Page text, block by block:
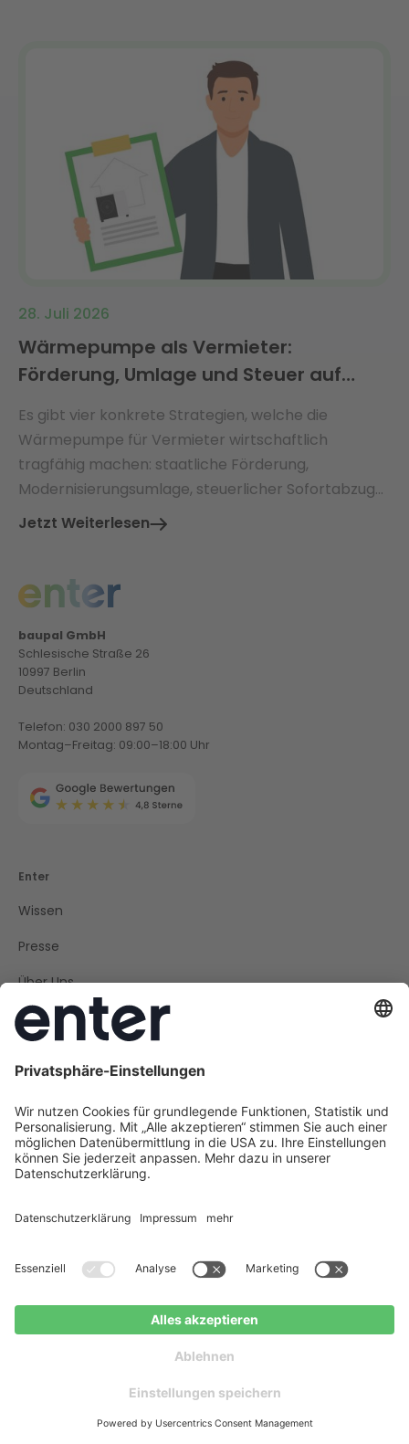
28. Juli 2026
Wärmepumpe als Vermieter:
Förderung, Umlage und Steuer auf
Es gibt vier konkrete Strategien, welche die
Wärmepumpe für Vermieter wirtschaftlich
tragfähig machen: staatliche Förderung,
Modernisierungsumlage, steuerlicher Sofortabzug
und die neuen Kostenregeln des GModG 2026.
Jetzt Weiterlesen
baupal GmbH
Schlesische Straße 26
10997 Berlin
Deutschland
Telefon: 030 2000 897 50
Montag–Freitag: 09:00–18:00 Uhr
Enter
Wissen
Presse
Über Uns
Kundenservice
Legal
Impressum
Datenschutz
Cookie Policy
AGB